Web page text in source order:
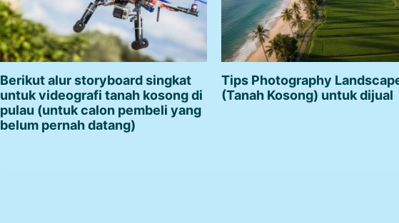
Berikut alur storyboard singkat
untuk videografi tanah kosong di
pulau (untuk calon pembeli yang
belum pernah datang)
Tips Photography
(Tanah Kosong) untuk dijual